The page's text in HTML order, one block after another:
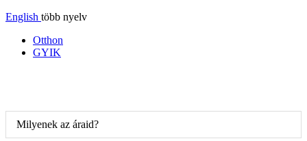
English több nyelv
Otthon
GYIK
Milyenek az áraid?